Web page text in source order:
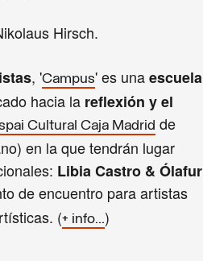
Hirsch.
, 'Campus' es unaescuela
hacia la reflexión y el
Cultural Caja Madrid de
en la que tendrán lugar
Libia Castro & Ólafur
de encuentro para artistas
(+ info...)